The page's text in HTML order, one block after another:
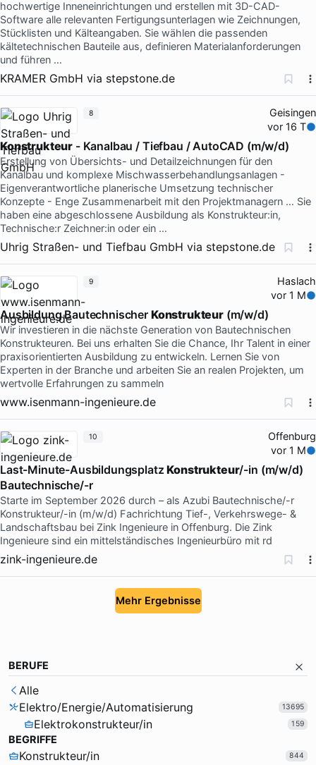
hochwertige Inneneinrichtungen und erstellen mit 3D-CAD-
Software alle relevanten Fertigungsunterlagen wie Zeichnungen,
Stücklisten und Kälteangaben. Sie wählen die passenden
kältetechnischen Bauteile aus, definieren Materialanforderungen
und führen …
KRAMER GmbH via stepstone.de
Geisingen
vor 16 T
Konstrukteur - Kanalbau / Tiefbau / AutoCAD (m/w/d)
Erstellung von Übersichts- und Detailzeichnungen für den
Kanalbau und komplexe Mischwasserbehandlungsanlagen -
Eigenverantwortliche planerische Umsetzung technischer
Konzepte - Enge Zusammenarbeit mit den Projektmanagern … Sie
haben eine abgeschlossene Ausbildung als Konstrukteur:in,
Technische:r Zeichner:in oder ein …
Uhrig Straßen- und Tiefbau GmbH via stepstone.de
8
Haslach
vor 1 M
Ausbildung Bautechnischer Konstrukteur(m/w/d)
Wir investieren in die nächste Generation von Bautechnischen
Konstrukteuren. Bei uns erhalten Sie die Chance, Ihr Talent in einer
praxisorientierten Ausbildung zu entwickeln. Lernen Sie von
Experten in der Branche und arbeiten Sie an realen Projekten, um
wertvolle Erfahrungen zu sammeln
www.isenmann-ingenieure.de
9
Offenburg
vor 1 M
Last-Minute-AusbildungsplatzKonstrukteur/-in (m/w/d)
Bautechnische/-r
Starte im September 2026 durch – als Azubi Bautechnische/-r
Konstrukteur/-in (m/w/d) Fachrichtung Tief-, Verkehrswege- &
Landschaftsbau bei Zink Ingenieure in Offenburg. Die Zink
Ingenieure sind ein mittelständisches Ingenieurbüro mit rd
zink-ingenieure.de
10
Mehr Ergebnisse
BERUFE
Alle
Elektro/Energie/Automatisierung
13695
Elektrokonstrukteur/in 159
BEGRIFFE
Konstrukteur/in 844